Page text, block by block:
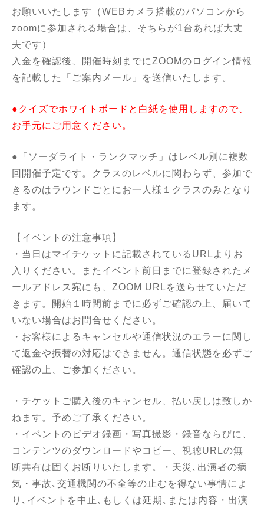
お願いいたします（WEBカメラ搭載のパソコンから
zoomに参加される場合は、そちらが1台あれば大丈
夫です）
入金を確認後、開催時刻までにZOOMのログイン情報
を記載した「ご案内メール」を送信いたします。
●クイズでホワイトボードと白紙を使用しますので、
お手元にご用意ください。
●「ソーダライト・ランクマッチ」はレベル別に複数
回開催予定です。クラスのレベルに関わらず、参加で
きるのはラウンドごとにお一人様１クラスのみとなり
ます。
【イベントの注意事項】
・当日はマイチケットに記載されているURLよりお
入りください。またイベント前日までに登録されたメ
ールアドレス宛にも、ZOOM URLを送らせていただ
きます。開始１時間前までに必ずご確認の上、届いて
いない場合はお問合せください。
・お客様によるキャンセルや通信状況のエラーに関し
て返金や振替の対応はできません。通信状態を必ずご
確認の上、ご参加ください。
・チケットご購入後のキャンセル、払い戻しは致しか
ねます。予めご了承ください。
・イベントのビデオ録画・写真撮影・録音ならびに、
コンテンツのダウンロードやコピー、視聴URLの無
断共有は固くお断りいたします。・天災､出演者の病
気・事故､交通機関の不全等の止むを得ない事情によ
り､イベントを中止､もしくは延期､または内容・出演